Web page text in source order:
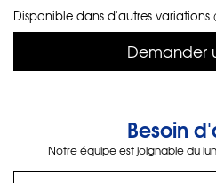
Disponible dans d'autres variations
Demander
Besoin
Notre équipe est joignable du